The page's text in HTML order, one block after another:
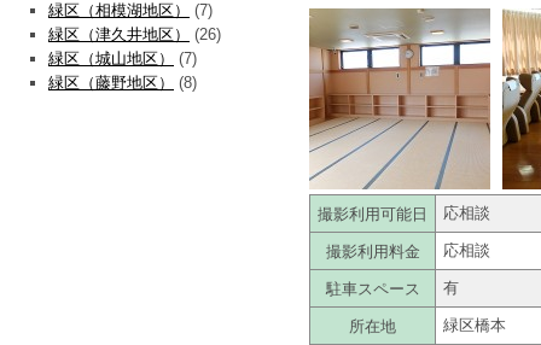
緑区（相模湖地区）
(7)
緑区（津久井地区）
(26)
緑区（城山地区）
(7)
緑区（藤野地区）
(8)
撮影利用可能日 応相談
撮影利用料金 応相談
駐車スペース 有
所在地 緑区橋本